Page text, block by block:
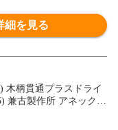
細を見る
木柄貫通プラスドライ
兼古製作所 アネックス
品種別B】